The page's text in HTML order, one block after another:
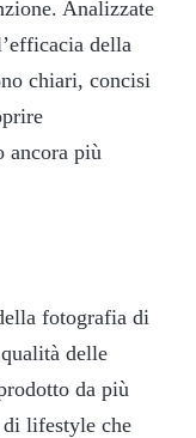
Analizzate
della
chiari, concisi
ancora più
fotografia di
delle
da più
di lifestyle che